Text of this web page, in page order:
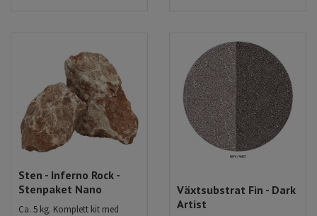
Sten - Inferno Rock -
Stenpaket Nano
Ca. 5 kg. Komplett kit med
Växtsubstrat Fin - Dark
Artist